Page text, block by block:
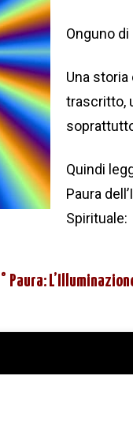
Onguno
Una
trascritto,
Quindi
Paura
Spirituale:
Paura: